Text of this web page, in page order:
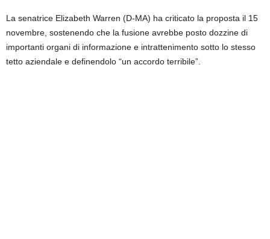
La senatrice Elizabeth Warren (D-MA) ha criticato la proposta il 15
novembre, sostenendo che la fusione avrebbe posto dozzine di
importanti organi di informazione e intrattenimento sotto lo stesso
tetto aziendale e definendolo “un accordo terribile”.